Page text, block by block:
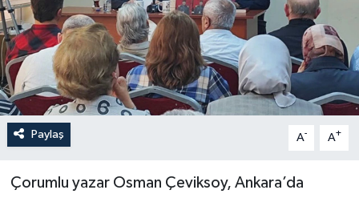
Paylaş A- A+
Çorumlu yazar Osman Çeviksoy, Ankara’da
İLÇELER
OTOPARK
TEKNOLOJİ